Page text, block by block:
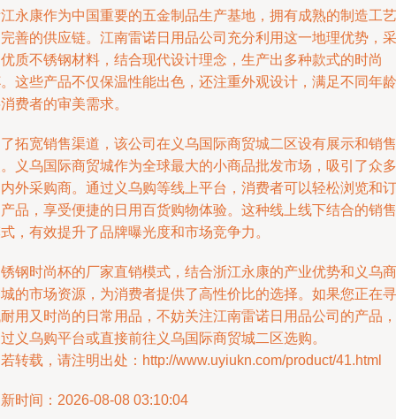
永康作为中国重要的五金制品生产基地，拥有成熟的制造工艺
善的供应链。江南雷诺日用品公司充分利用这一地理优势，采
质不锈钢材料，结合现代设计理念，生产出多种款式的时尚
这些产品不仅保温性能出色，还注重外观设计，满足不同年龄
费者的审美需求。
拓宽销售渠道，该公司在义乌国际商贸城二区设有展示和销售
义乌国际商贸城作为全球最大的小商品批发市场，吸引了众多
外采购商。通过义乌购等线上平台，消费者可以轻松浏览和订
品，享受便捷的日用百货购物体验。这种线上线下结合的销售
，有效提升了品牌曝光度和市场竞争力。
钢时尚杯的厂家直销模式，结合浙江永康的产业优势和义乌商
的市场资源，为消费者提供了高性价比的选择。如果您正在寻
用又时尚的日常用品，不妨关注江南雷诺日用品公司的产品，
义乌购平台或直接前往义乌国际商贸城二区选购。
转载，请注明出处：http://www.uyiukn.com/product/41.html
时间：2026-08-08 03:10:04